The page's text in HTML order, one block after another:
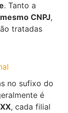
. Tanto a
mesmo CNPJ,
tratadas
no sufixo do
é
, cada filial